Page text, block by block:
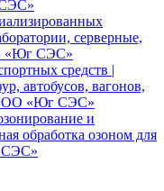
серверные,
«Юг СЭС»
средств |
автобусов, вагонов,
ООО «Юг СЭС»
и
обработка озоном для
СЭС»